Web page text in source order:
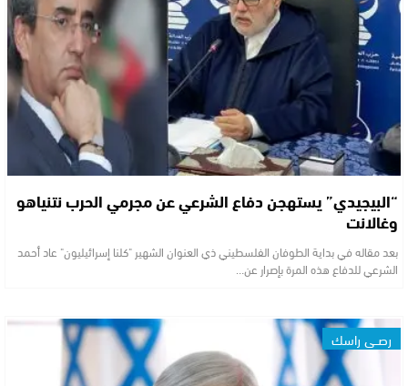
“البيجيدي” يستهجن دفاع الشرعي عن مجرمي الحرب نتنياهو
وغالانت
بعد مقاله في بداية الطوفان الفلسطيني ذي العنوان الشهير "كلنا إسرائيليون" عاد أحمد
الشرعي للدفاع هذه المرة بإصرار عن…
رصــي راسك